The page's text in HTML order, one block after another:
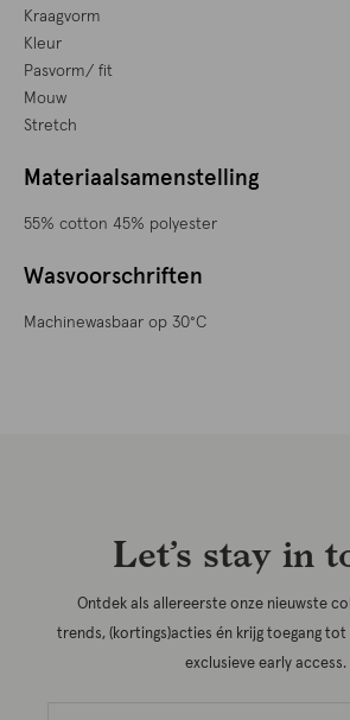
Kraagvorm
Kleur
Pasvorm/ fit
Mouw
Stretch
Materiaalsamenstelling
55% cotton 45% polyester
Wasvoorschriften
Machinewasbaar op 30°C
Let’s stay in
Ontdek als allereerste onze nieuwste
trends, (kortings)acties én krijg toegang tot
exclusieve early access.